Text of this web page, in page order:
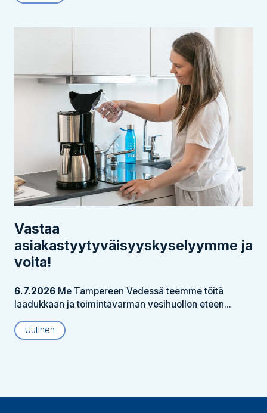
Vastaa
asiakastyytyväisyyskyselyymme ja
voita!
6.7.2026 Me Tampereen Vedessä teemme töitä
laadukkaan ja toimintavarman vesihuollon eteen...
Uutinen